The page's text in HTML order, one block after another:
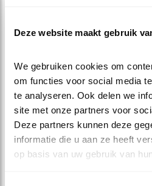
Deze website maakt gebruik
We gebruiken cookies om
om functies voor social media
te analyseren. Ook delen we
site met onze partners voor
Deze partners kunnen deze
informatie die u aan ze heeft
op basis van uw gebruik van
Vogel van de
Door de hete zomer kwamen
lessen. Dankzij de ondiepe
gemakkelijk bij het water, ook
zagen huismussen, kool- en
Turkse tortels lieten zich